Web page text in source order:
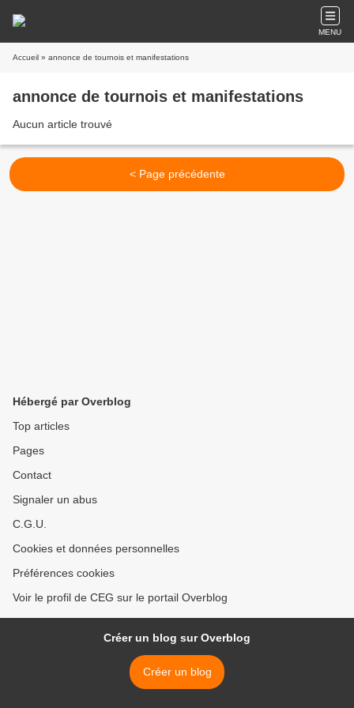
MENU
Accueil » annonce de tournois et manifestations
annonce de tournois et manifestations
Aucun article trouvé
< Page précédente
Hébergé par Overblog
Top articles
Pages
Contact
Signaler un abus
C.G.U.
Cookies et données personnelles
Préférences cookies
Voir le profil de CEG sur le portail Overblog
Créer un blog sur Overblog
Créer un blog